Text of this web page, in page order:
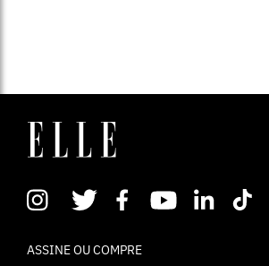
ASSINE OU COMPRE